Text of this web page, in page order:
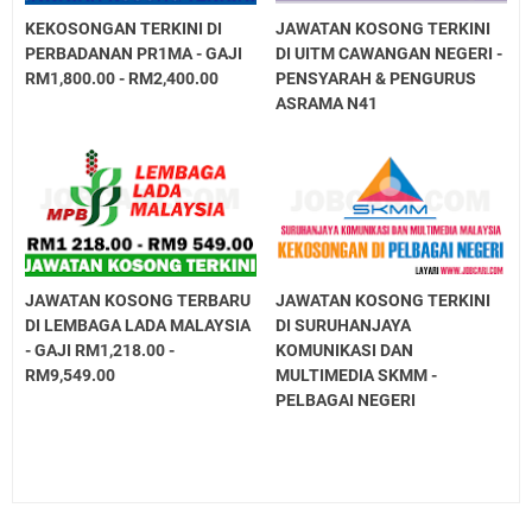
KEKOSONGAN TERKINI DI
PERBADANAN PR1MA - GAJI
RM1,800.00 - RM2,400.00
JAWATAN KOSONG TERKINI
DI UITM CAWANGAN NEGERI -
PENSYARAH & PENGURUS
ASRAMA N41
JAWATAN KOSONG TERBARU
DI LEMBAGA LADA MALAYSIA
- GAJI RM1,218.00 -
RM9,549.00
JAWATAN KOSONG TERKINI
DI SURUHANJAYA
KOMUNIKASI DAN
MULTIMEDIA SKMM -
PELBAGAI NEGERI